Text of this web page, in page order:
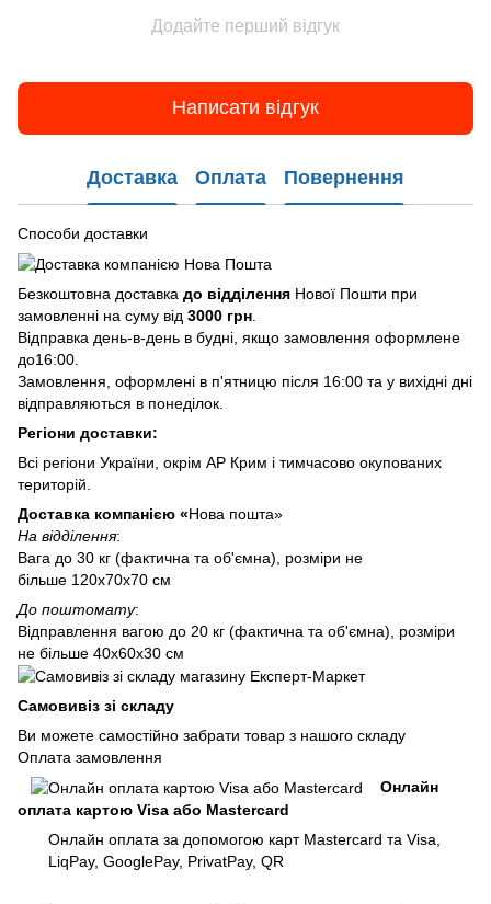
Додайте перший відгук
Написати відгук
Доставка Оплата Повернення
Способи доставки
Безкоштовна доставка до відділення Нової Пошти при
замовленні на суму від 3000 грн
Відправка день-в-день в будні, якщо замовлення оформлене
до16:00.
Замовлення, оформлені в п'ятницю після 16:00 та у вихідні дні
відправляються в понеділок.
Регіони доставки:
Всі регіони України, окрім АР Крим і тимчасово окупованих
територій.
Доставка компанією «Нова пошта»
На відділення:
Вага до 30 кг (фактична та об'ємна), розміри не
більше 120х70х70 см
До поштомату:
Відправлення вагою до 20 кг (фактична та об'ємна), розміри
не більше 40х60х30 см
Самовивіз зі складу
Ви можете самостійно забрати товар з нашого складу
Оплата замовлення
Онлайн
оплата картою Visa або Mastercard
Онлайн оплата за допомогою карт Mastercard та Visa,
LiqPay, GooglePay, PrivatPay, QR